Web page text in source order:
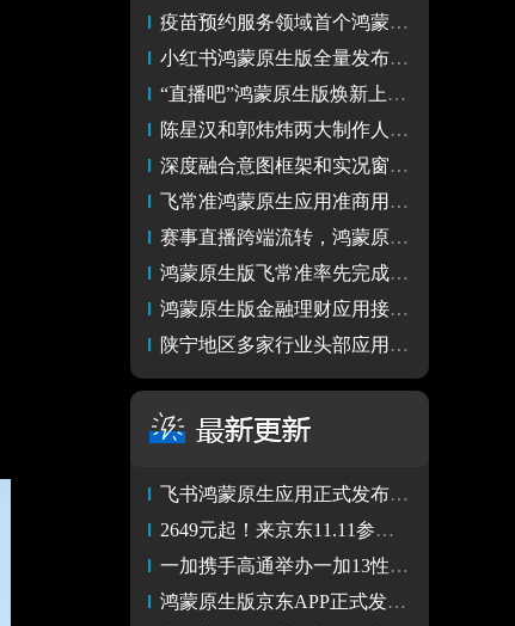
疫苗预约服务领域首个鸿蒙原生应用“约苗”上架
小红书鸿蒙原生版全量发布，创作体验大升级、流畅安全更好用
“直播吧”鸿蒙原生版焕新上线：秒开应用，赛事直播不再等
陈星汉和郭炜炜两大制作人首次同台，鸿蒙原生游戏“后发先至”
深度融合意图框架和实况窗 近80款鸿蒙原生版出行导航应用已上架
飞常准鸿蒙原生应用准商用版本上架，华为手机出差星人有福了！
赛事直播跨端流转，鸿蒙原生版咪咕视频革新观赛体验
鸿蒙原生版飞常准率先完成准商用版本上架 引领航空出行体验升级
鸿蒙原生版金融理财应用接入安全能力与统一认证体系 超80款上架
陕宁地区多家行业头部应用已完成鸿蒙原生应用开发
飞书鸿蒙原生应用正式发布，核心功能适配仅用4个月
2649元起！来京东11.11参与华为nova 13系列预售享6期免息
一加携手高通举办一加13性能解读特别活动 首发多项性能黑科技
鸿蒙原生版京东APP正式发布：让购物更智能、便捷、个性化